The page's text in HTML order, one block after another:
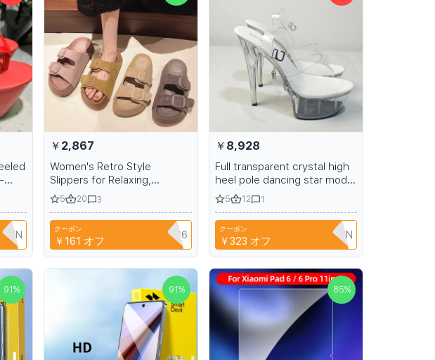
￥2,867
Women's Retro Style
Slippers for Relaxing,
Women's Summer Casual
Shoes, Comfortable
Platform Beach Slides,
Sandals for Girls
5 20 3
クーポン
￥161 オフ NIANCI66
￥8,928
Full transparent crystal high
heel pole dancing star model
shoes summer banquet
stage sandals 15-17cm
5 12 1
クーポン
￥323 オフ T9TRTFBTWTZN
91 % 91 % 85%